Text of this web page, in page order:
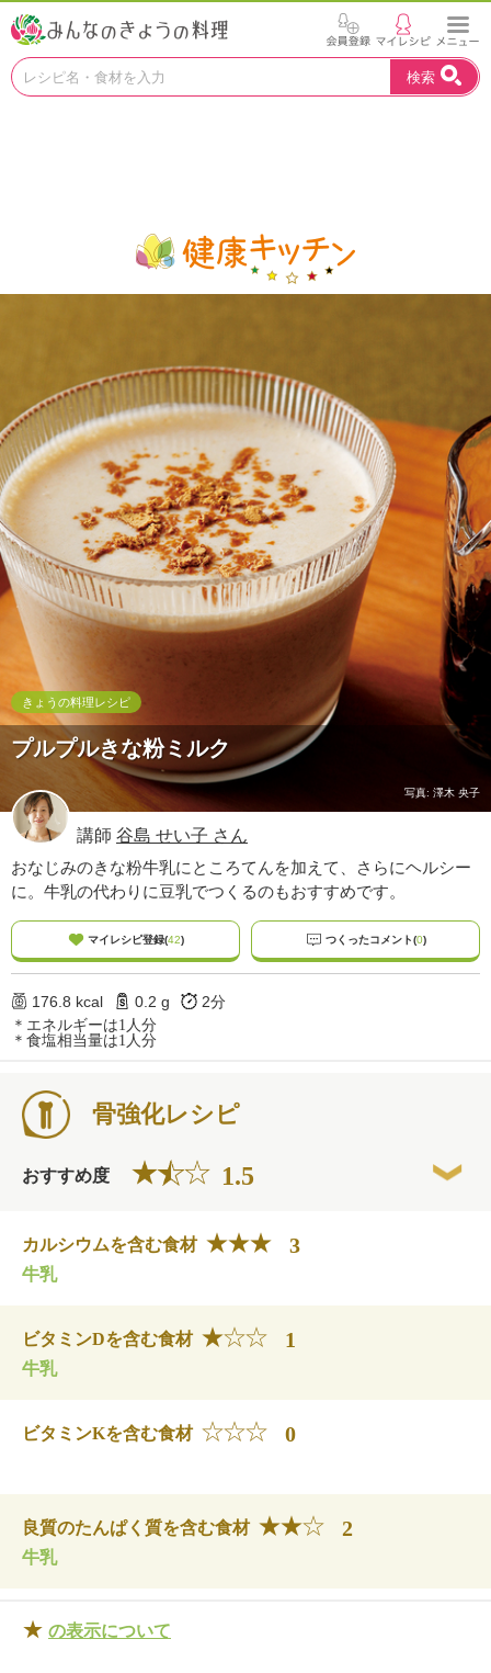
お
見
つ
N
H
エ
デ
ュ
ケ
ー
シ
ョ
ナ
ル
な
き
う
の
料
理
検索
きょうの料理レシピ
プルプルきな粉ミルク
写真: 澤木 央子
講師 谷島 せい子 さん
おなじみのきな粉牛乳にところてんを加えて、さらにヘルシー
に。牛乳の代わりに豆乳でつくるのもおすすめです。
マイレシピ登録(42) つくったコメント(0)
176.8 kcal 0.2 g 2分
＊エネルギーは1人分
＊食塩相当量は1人分
骨強化レシピ
おすすめ度 1.5
カルシウムを含む食材 3
牛乳
ビタミンDを含む食材 1
牛乳
ビタミンKを含む食材 0
良質のたんぱく質を含む食材 2
牛乳
★ の表示について